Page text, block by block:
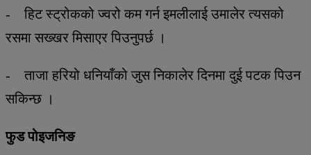
- हिट स्ट्रोकको ज्वरो कम गर्न इमलीलाई उमालेर त्यसको
रसमा सख्खर मिसाएर पिउनुपर्छ ।
- ताजा हरियो धनियाँको जुस निकालेर दिनमा दुई पटक पिउन
सकिन्छ ।
फुड पोइजनिङ